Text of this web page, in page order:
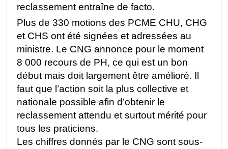
reclassement entraîne de facto.
Plus de 330 motions des PCME CHU, CHG
et CHS ont été signées et adressées au
ministre. Le CNG annonce pour le moment
8 000 recours de PH, ce qui est un bon
début mais doit largement être amélioré. Il
faut que l’action soit la plus collective et
nationale possible afin d’obtenir le
reclassement attendu et surtout mérité pour
tous les praticiens.
Les chiffres donnés par le CNG sont sous-